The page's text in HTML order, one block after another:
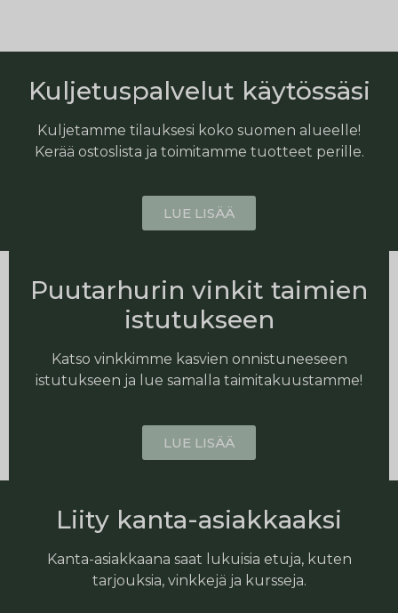
Kuljetuspalvelut käytössäsi
Kuljetamme tilauksesi koko suomen alueelle!
Kerää ostoslista ja toimitamme tuotteet perille.
LUE LISÄÄ
Puutarhurin vinkit taimien
istutukseen
Katso vinkkimme kasvien onnistuneeseen
istutukseen ja lue samalla taimitakuustamme!
LUE LISÄÄ
Liity kanta-asiakkaaksi
Kanta-asiakkaana saat lukuisia etuja, kuten
tarjouksia, vinkkejä ja kursseja.